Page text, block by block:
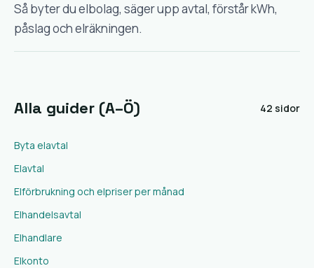
Så byter du elbolag, säger upp avtal, förstår kWh,
påslag och elräkningen.
Alla guider (A–Ö) 42 sidor
Byta elavtal
Elavtal
Elförbrukning och elpriser per månad
Elhandelsavtal
Elhandlare
Elkonto